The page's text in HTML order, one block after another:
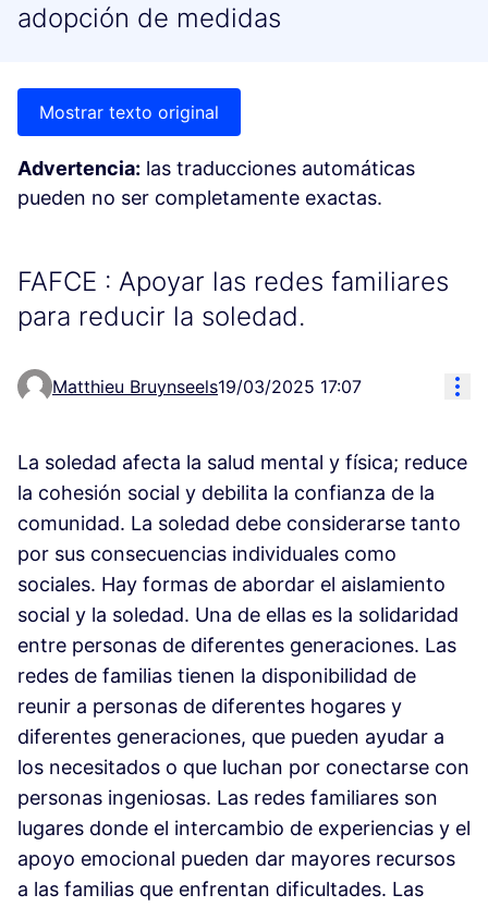
adopción de medidas
Mostrar texto original
Advertencia: las traducciones automáticas
pueden no ser completamente exactas.
FAFCE : Apoyar las redes familiares
para reducir la soledad.
Matthieu Bruynseels19/03/2025 17:07
La soledad afecta la salud mental y física; reduce
la cohesión social y debilita la confianza de la
comunidad. La soledad debe considerarse tanto
por sus consecuencias individuales como
sociales. Hay formas de abordar el aislamiento
social y la soledad. Una de ellas es la solidaridad
entre personas de diferentes generaciones. Las
redes de familias tienen la disponibilidad de
reunir a personas de diferentes hogares y
diferentes generaciones, que pueden ayudar a
los necesitados o que luchan por conectarse con
personas ingeniosas. Las redes familiares son
lugares donde el intercambio de experiencias y el
apoyo emocional pueden dar mayores recursos
a las familias que enfrentan dificultades. Las